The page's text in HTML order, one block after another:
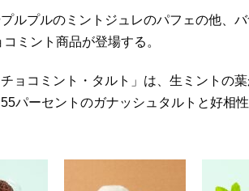
ルプルのミントジュレのパフェの他、
ミント商品が登場する。
ョコミント・タルト」は、生ミントの
パーセントのガナッシュタルトと好相